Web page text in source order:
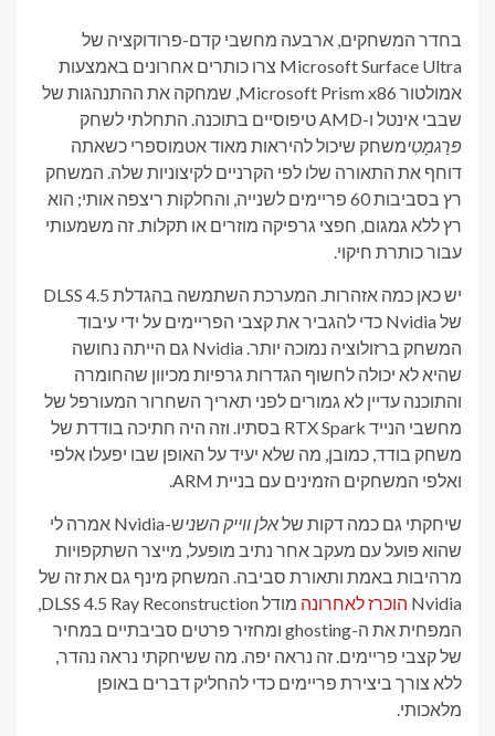
בחדר המשחקים, ארבעה מחשבי קדם-פרודוקציה של
Microsoft Surface Ultra צרו כותרים אחרונים
באמצעות
אמולטור Microsoft Prism x86, שמחקה את ההתנהגות
של
שבבי אינטל ו-AMD טיפוסיים בתוכנה. התחלתי לשחק
פּרַגמָטִימשחק שיכול להיראות מאוד אטמוספרי כשאתה
דוחף את התאורה שלו לפי הקרניים לקיצוניות שלה. המשחק
רץ בסביבות 60 פריימים לשנייה, והחלקות ריצפה אותי; הוא
רץ ללא גמגום, חפצי גרפיקה מוזרים או תקלות. זה משמעותי
עבור כותרת חיקוי.
יש כאן כמה אזהרות. המערכת השתמשה בהגדלת DLSS 4.5
של Nvidia כדי להגביר את קצבי הפריימים על ידי עיבוד
המשחק ברזולוציה נמוכה יותר. Nvidia גם הייתה נחושה
שהיא לא יכולה לחשוף הגדרות גרפיות מכיוון שהחומרה
והתוכנה עדיין לא גמורים לפני תאריך השחרור המעורפל של
מחשבי הנייד RTX Spark בסתיו. וזה היה חתיכה בודדת של
משחק בודד, כמובן, מה שלא יעיד על האופן שבו יפעלו אלפי
ואלפי המשחקים הזמינים עם בניית ARM.
שיחקתי גם כמה דקות שלאלן ווייק השני
ש-Nvidia אמרה לי
שהוא פועל עם מעקב אחר נתיב מופעל, מייצר השתקפויות
מרהיבות באמת ותאורת סביבה. המשחק מינף גם את זה של
Nvidia הוכרז לאחרונה
מודל DLSS 4.5 Ray Reconstruction,
המפחית את ה-ghosting ומחזיר פרטים סביבתיים במחיר
של קצבי פריימים. זה נראה יפה. מה ששיחקתי נראה נהדר,
ללא צורך ביצירת פריימים כדי להחליק דברים באופן
מלאכותי.